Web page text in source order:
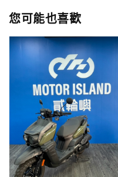
您可能也喜歡